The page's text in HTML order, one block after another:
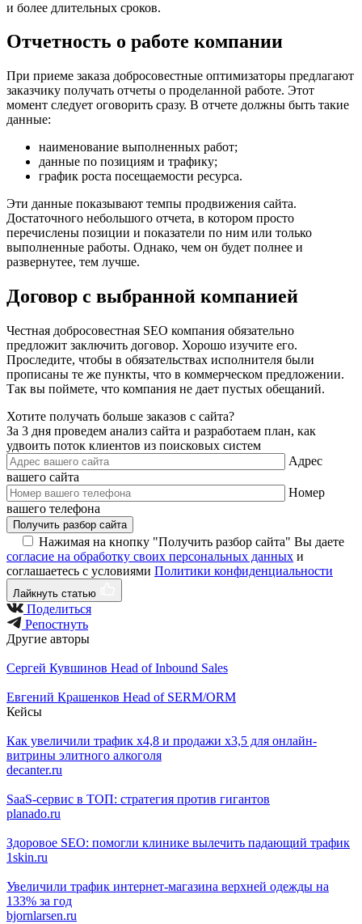
и более длительных сроков.
Отчетность о работе компании
При приеме заказа добросовестные оптимизаторы предлагают
заказчику получать отчеты о проделанной работе. Этот
момент следует оговорить сразу. В отчете должны быть такие
данные:
наименование выполненных работ;
данные по позициям и трафику;
график роста посещаемости ресурса.
Эти данные показывают темпы продвижения сайта.
Достаточного небольшого отчета, в котором просто
перечислены позиции и показатели по ним или только
выполненные работы. Однако, чем он будет полнее и
развернутее, тем лучше.
Договор с выбранной компанией
Честная добросовестная SEO компания обязательно
предложит заключить договор. Хорошо изучите его.
Проследите, чтобы в обязательствах исполнителя были
прописаны те же пункты, что в коммерческом предложении.
Так вы поймете, что компания не дает пустых обещаний.
Хотите получать больше заказов с сайта?
За 3 дня проведем анализ сайта и разработаем план, как
удвоить поток клиентов из поисковых систем
Адрес
вашего сайта
Номер
вашего телефона
Получить разбор сайта
Нажимая на кнопку "Получить разбор сайта" Вы даете
согласие на обработку своих персональных данных и
соглашаетесь с условиями Политики конфиденциальности
Лайкнуть статью
Поделиться
Репостнуть
Другие авторы
Сергей Кувшинов Head of Inbound Sales
Евгений Крашенков Head of SERM/ORM
Кейсы
Как увеличили трафик х4,8 и продажи х3,5 для онлайн-
витрины элитного алкоголя
decanter.ru
SaaS-сервис в ТОП: стратегия против гигантов
planado.ru
Здоровое SEO: помогли клинике вылечить падающий трафик
1skin.ru
Увеличили трафик интернет-магазина верхней одежды на
133% за год
bjornlarsen.ru